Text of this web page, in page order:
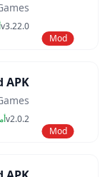
Mod
v3.22.0
Mod
APK
v2.0.2